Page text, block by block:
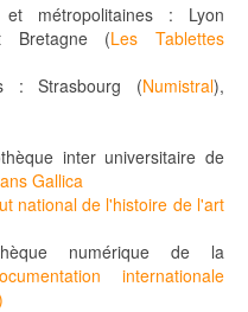
et métropolitaines : Lyon
(Les Tablettes
: Strasbourg (Numistral),
inter universitaire de
Gallica
national de l'histoire de l'art
numérique de la
internationale